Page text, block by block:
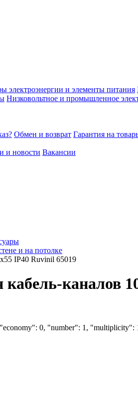
электроэнергии и элементы питания
Низковольтное и промышленное
Обмен и возврат Гарантия на
и новости Вакансии
и на потолке
IP40 Ruvinil 65019
каналов
0, "number": 1, "multiplicity":